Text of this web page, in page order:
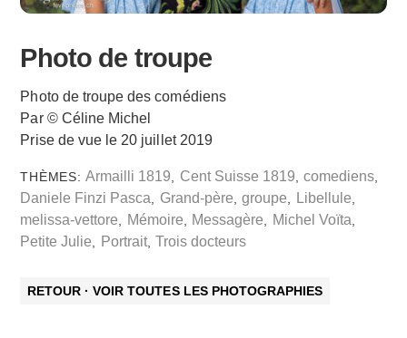
Photo de troupe
Photo de troupe des comédiens
Par © Céline Michel
Prise de vue le 20 juillet 2019
THÈMES:Armailli 1819 Cent Suisse 1819 ,comediens
Daniele Finzi Pasca Grand-père ,groupe Libellule
melissa-vettore Mémoire Messagère Michel Voïta
Petite Julie Portrait, Trois docteurs
RETOUR · VOIR TOUTES LES PHOTOGRAPHIES